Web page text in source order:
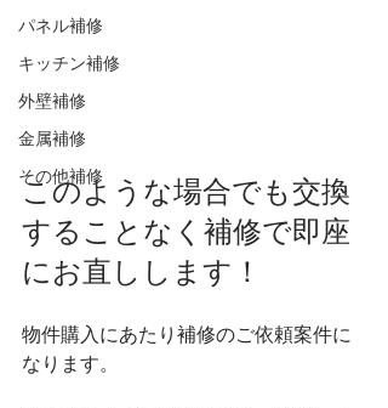
パネル補修
キッチン補修
外壁補修
金属補修
その他補修
このような場合でも交換
することなく補修で即座
にお直しします！
物件購入にあたり補修のご依頼案件に
なります。